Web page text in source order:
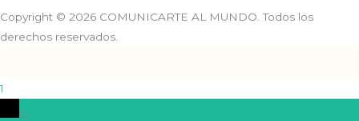
Copyright © 2026 COMUNICARTE AL MUNDO. Todos los
derechos reservados.
1
0